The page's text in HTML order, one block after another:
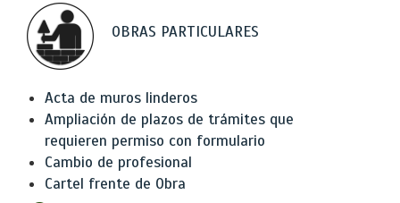
OBRAS PARTICULARES
Acta de muros linderos
Ampliación de plazos de trámites que
requieren permiso con formulario
Cambio de profesional
Cartel frente de Obra